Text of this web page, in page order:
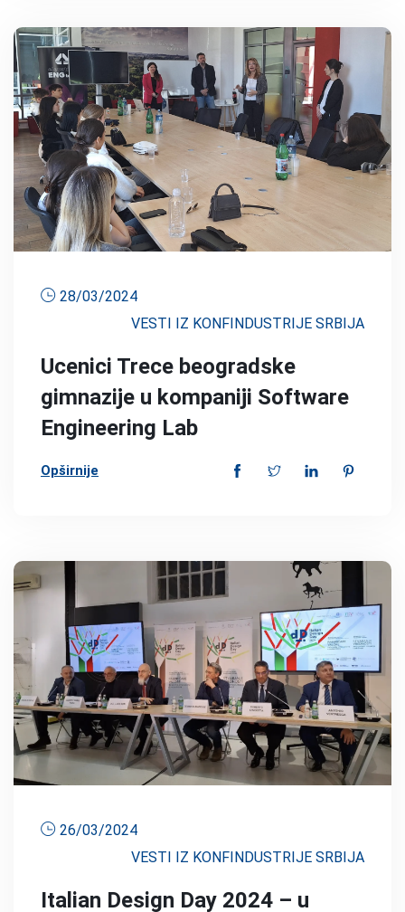
28/03/2024
VESTI IZ KONFINDUSTRIJE SRBIJA
Ucenici Trece beogradske
gimnazije u kompaniji Software
Engineering Lab
Opširnije
26/03/2024
VESTI IZ KONFINDUSTRIJE SRBIJA
Italian Design Day 2024 – u